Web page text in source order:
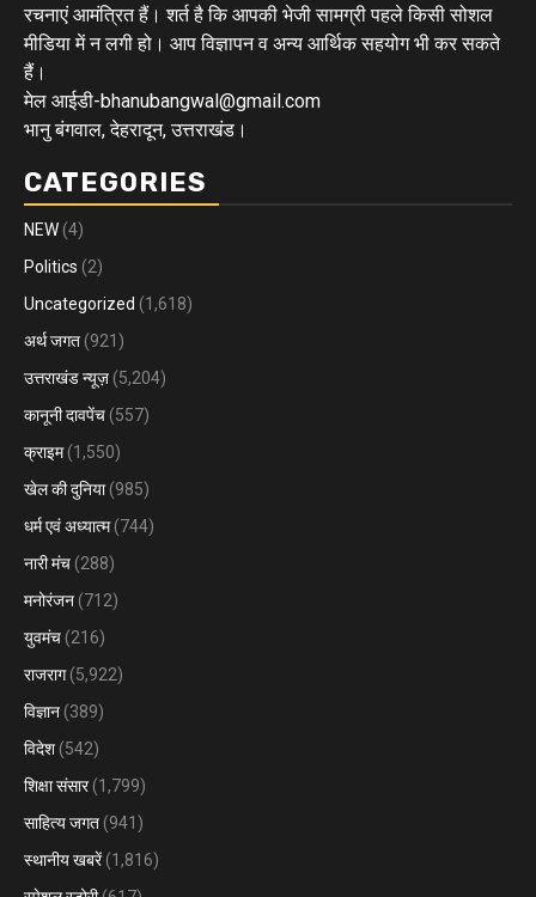
रचनाएं आमंत्रित हैं। शर्त है कि आपकी भेजी सामग्री पहले किसी सोशल
मीडिया में न लगी हो। आप विज्ञापन व अन्य आर्थिक सहयोग भी कर सकते
हैं।
मेल आईडी-bhanubangwal@gmail.com
भानु बंगवाल, देहरादून, उत्तराखंड।
CATEGORIES
NEW (4)
Politics (2)
Uncategorized (1,618)
अर्थ जगत (921)
उत्तराखंड न्यूज़ (5,204)
कानूनी दावपेंच (557)
क्राइम(1,550)
खेल की दुनिया(985)
धर्म एवं अध्यात्म(744)
नारी मंच (288)
मनोरंजन (712)
युवमंच (216)
राजराग(5,922)
विज्ञान (389)
विदेश (542)
शिक्षा संसार(1,799)
साहित्य जगत (941)
स्थानीय खबरें(1,816)